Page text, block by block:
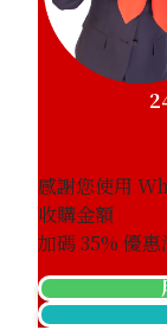
感謝您使用
收購金額
加碼35% 優惠